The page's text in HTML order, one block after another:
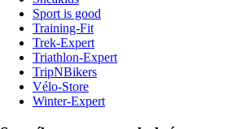
Sport is good
Training-Fit
Trek-Expert
Triathlon-Expert
TripNBikers
Vélo-Store
Winter-Expert